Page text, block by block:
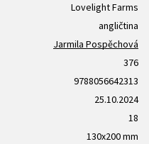
Lovelight Farms
angličtina
Jarmila Pospěchová
376
9788056642313
25.10.2024
18
130x200 mm